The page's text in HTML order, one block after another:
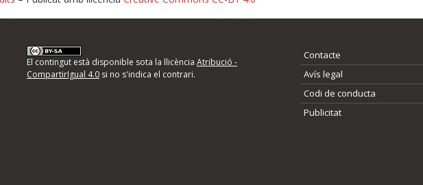
d'errors
següents i descriviu quina és la millora que
El contingut està disponible sota la llicència Atribució -
CompartirIgual 4.0si no s'indica el contrari.
Contacte
Avís legal
Codi de conducta
Publicitat